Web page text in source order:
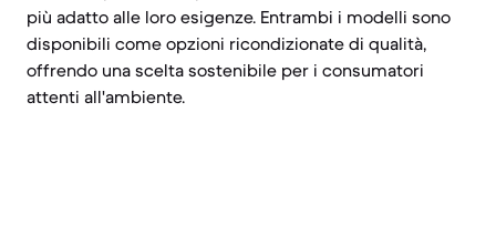
più adatto alle loro esigenze. Entrambi i modelli sono
disponibili come opzioni ricondizionate di qualità,
offrendo una scelta sostenibile per i consumatori
attenti all'ambiente.